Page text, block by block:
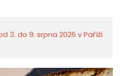
3. do 9. srpna 2026 v Paříži